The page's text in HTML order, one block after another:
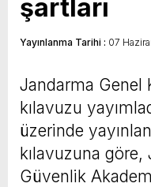
şartları
Yayınlanma Tarihi : 07
Jandarma Genel
kılavuzu
üzerinde
kılavuzuna
Güvenlik